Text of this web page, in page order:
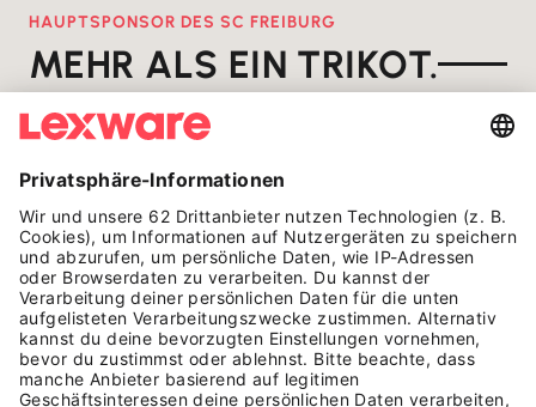
um dieses Video anzusehen.
Mehr Informationen
Akzeptieren
HAUPTSPONSOR DES SC FREIBURG
MEHR ALS EIN TRIKOT.
Auf dem Platz zählen Tore. Bei uns zählen die
Menschen dahinter. Wir erzählen die Geschichten
unseren Bühnen. Was auf dem Rasen beginnt,
bekommt hier ein Gesicht.